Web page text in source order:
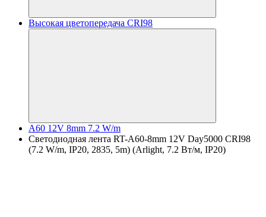
Высокая цветопередача CRI98
A60 12V 8mm 7.2 W/m
Светодиодная лента RT-A60-8mm 12V Day5000 CRI98
(7.2 W/m, IP20, 2835, 5m) (Arlight, 7.2 Вт/м, IP20)